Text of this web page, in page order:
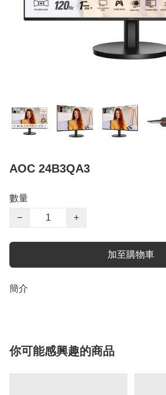
AOC 24B3QA3
數量
−
+
加至購物車
簡介
你可能感興趣的商品